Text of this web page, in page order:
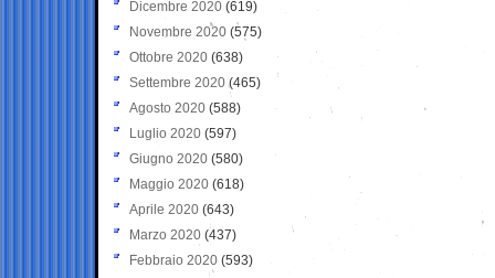
Dicembre 2020 (619)
Novembre 2020 (575)
Ottobre 2020 (638)
Settembre 2020(465)
Agosto 2020 (588)
Luglio 2020 (597)
Giugno 2020 (580)
Maggio 2020 (618)
Aprile 2020 (643)
Marzo 2020 (437)
Febbraio 2020 (593)